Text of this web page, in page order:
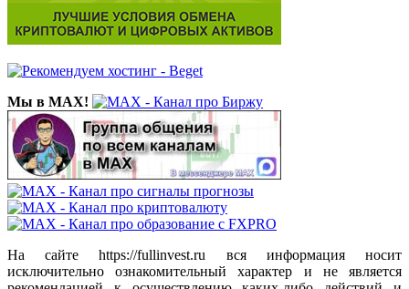
Мы в MAX!
На сайте https://fullinvest.ru вся информация носит
исключительно ознакомительный характер и не является